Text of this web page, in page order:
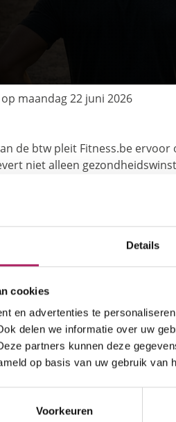
Details
cookies
en advertenties te
delen we informatie over uw
partners kunnen deze
op basis van uw gebruik van
Voorkeuren
maandag 22 juni 2026
de btw pleit Fitness.be ervoor
niet alleen
studies tonen aan dat
tarieven van 6% en 12%
Ook het sporten onder
moet worden gezien als
samenleving.
sport van Vlaanderen